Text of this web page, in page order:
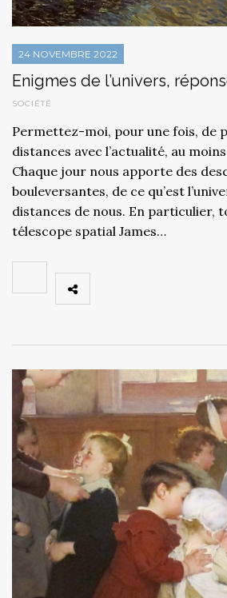
24 NOVEMBRE 2022
Enigmes de l’univers,
SOCIÉTÉ
Permettez-moi, pour une fois, de
distances avec l’actualité, au
Chaque jour nous apporte des
bouleversantes, de ce qu’est
distances de nous. En particulier,
télescope spatial James…